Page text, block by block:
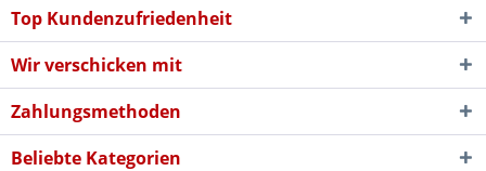
Top Kundenzufriedenheit
Wir verschicken mit
Zahlungsmethoden
Beliebte Kategorien